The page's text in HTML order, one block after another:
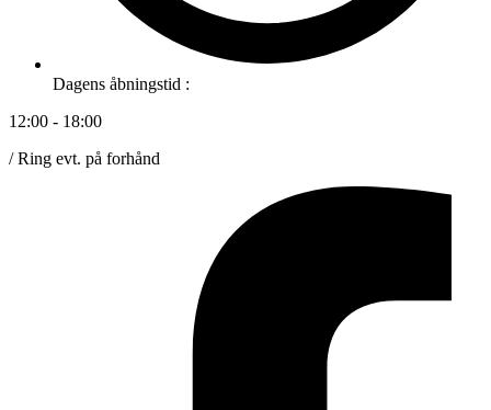
Dagens åbningstid :
12:00 - 18:00
/ Ring evt. på forhånd